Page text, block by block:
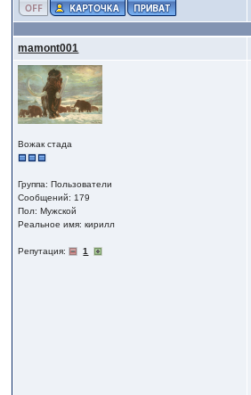
mamont001
Вожак стада
Группа: Пользователи
Сообщений: 179
Пол: Мужской
Реальное имя: кирилл
Репутация: 1